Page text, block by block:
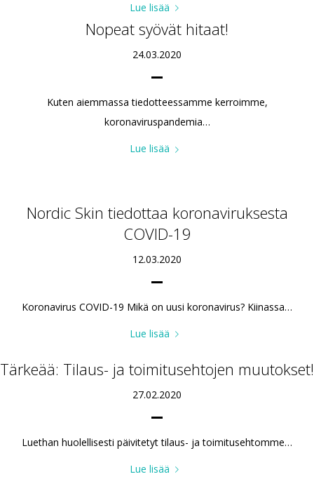
Lue lisää
Nopeat syövät hitaat!
24.03.2020
Kuten aiemmassa tiedotteessamme kerroimme,
koronaviruspandemia…
Lue lisää
Nordic Skin tiedottaa koronaviruksesta
COVID-19
12.03.2020
Koronavirus COVID-19 Mikä on uusi koronavirus? Kiinassa…
Lue lisää
Tärkeää: Tilaus- ja toimitusehtojen muutokset!
27.02.2020
Luethan huolellisesti päivitetyt tilaus- ja toimitusehtomme…
Lue lisää